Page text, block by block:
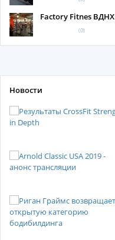
Factory Fitnes ВДНХ
(0)
Новости